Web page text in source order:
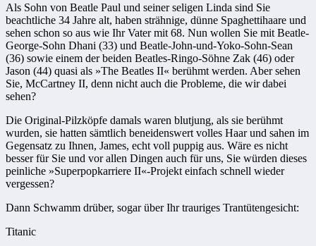
Als Sohn von Beatle Paul und seiner seligen Linda sind Sie
beachtliche 34 Jahre alt, haben strähnige, dünne Spaghettihaare und
sehen schon so aus wie Ihr Vater mit 68. Nun wollen Sie mit Beatle-
George-Sohn Dhani (33) und Beatle-John-und-Yoko-Sohn-Sean
(36) sowie einem der beiden Beatles-Ringo-Söhne Zak (46) oder
Jason (44) quasi als »The Beatles II« berühmt werden. Aber sehen
Sie, McCartney II, denn nicht auch die Probleme, die wir dabei
sehen?
Die Original-Pilzköpfe damals waren blutjung, als sie berühmt
wurden, sie hatten sämtlich beneidenswert volles Haar und sahen im
Gegensatz zu Ihnen, James, echt voll puppig aus. Wäre es nicht
besser für Sie und vor allen Dingen auch für uns, Sie würden dieses
peinliche »Superpopkarriere II«-Projekt einfach schnell wieder
vergessen?
Dann Schwamm drüber, sogar über Ihr trauriges Trantütengesicht:
Titanic